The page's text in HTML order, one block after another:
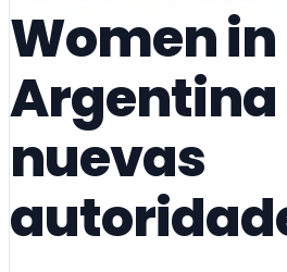
Women
nuevas